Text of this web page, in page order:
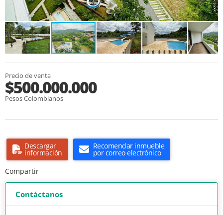
Precio de venta
$500.000.000
Pesos Colombianos
Descargar
información
Recomendar inmueble
por correo electrónico
Compartir
Contáctanos